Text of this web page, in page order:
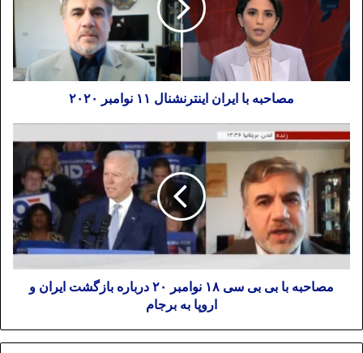
مصاحبه با ایران اینترنشنال ۱۱ نوامبر ۲۰۲۰
مصاحبه با بی بی سی ۱۸ نوامبر ۲۰ درباره بازگشت ایران و
اروپا به برجام